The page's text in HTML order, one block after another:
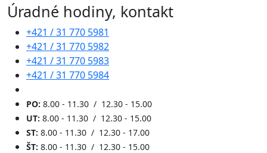
Úradné hodiny, kontakt
+421 / 31 770 5981
+421 / 31 770 5982
+421 / 31 770 5983
+421 / 31 770 5984
PO: 8.00 - 11.30 / 12.30 - 15.00
UT: 8.00 - 11.30 / 12.30 - 15.00
ST: 8.00 - 11.30 / 12.30 - 17.00
ŠT: 8.00 - 11.30 / 12.30 - 15.00